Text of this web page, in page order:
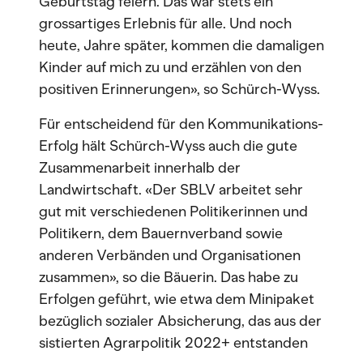
grossartiges Erlebnis für alle. Und noch
heute, Jahre später, kommen die damaligen
Kinder auf mich zu und erzählen von den
positiven Erinnerungen», so Schürch-Wyss.
Für entscheidend für den Kommunikations-
Erfolg hält Schürch-Wyss auch die gute
Zusammenarbeit innerhalb der
Landwirtschaft. «Der SBLV arbeitet sehr
gut mit verschiedenen Politikerinnen und
Politikern, dem Bauernverband sowie
anderen Verbänden und Organisationen
zusammen», so die Bäuerin. Das habe zu
Erfolgen geführt, wie etwa dem Minipaket
bezüglich sozialer Absicherung, das aus der
sistierten Agrarpolitik 2022+ entstanden